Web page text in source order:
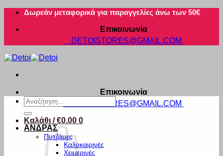
Μετάβαση
περιεχόμενο
Δωρεάν μεταφορικά για παραγγελίες άνω των 50€
Επικοινωνία
DETOISTORES@GMAIL.COM
Επικοινωνία
DETOISTORES@GMAIL.COM
Καλάθι /€0.00 0
Αναζήτηση
για:
ΑΝΔΡΑΣ
Πυτζάμες
Καλοκαιρινές
Χειμερινές